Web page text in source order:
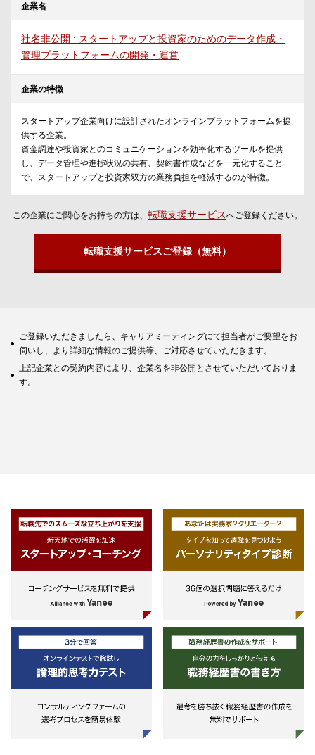
企業名
社名非公開 : スタートアップと投資家のためのデータ作成・
管理プラットフォームの開発・運営
企業の特徴
スタートアップ企業向けに設計されたオンラインプラットフォームを提
供する企業。
資金調達や投資家とのコミュニケーションを効率化するツールを提供
し、データ管理や進捗状況の共有、契約書作成などを一元化すること
で、スタートアップと投資家双方の業務負担を軽減するのが特徴。
この企業にご関心をお持ちの方は、 転職支援サービスへご登録ください。
転職支援サービスご登録（無料）
ご登録いただきましたら、キャリアミーティングにて担当者がご要望をお
伺いし、より詳細な情報のご提供等、ご対応させていただきます。
上記企業との契約内容により、企業名を非公開とさせていただいておりま
す。